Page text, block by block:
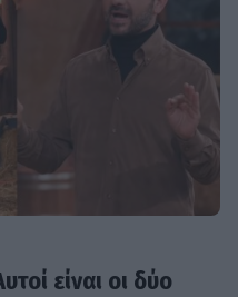
είναι οι δύο